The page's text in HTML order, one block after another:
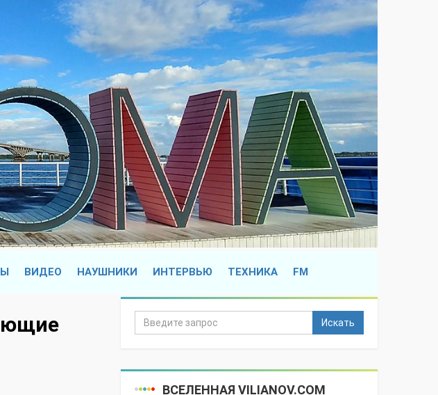
ВИДЕО НАУШНИКИ ИНТЕРВЬЮ ТЕХНИКА FM
Искать
ВСЕЛЕННАЯ VILIANOV.COM